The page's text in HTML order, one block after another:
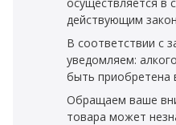
действующим
В соответствии с
уведомляем:
быть приобретена
Обращаем ваше
товара может